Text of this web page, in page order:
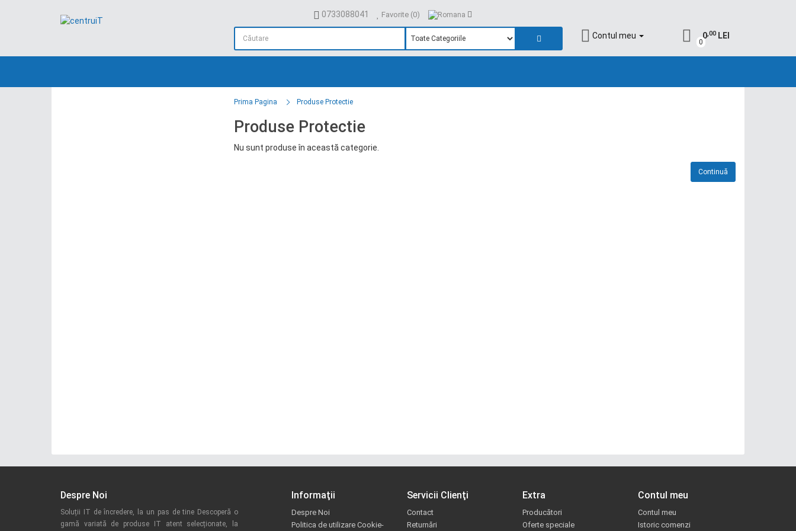
0733088041 Favorite (0)
Contul meu
0
0,00LEI
Prima Pagina Produse Protectie
Produse Protectie
Nu sunt produse în această categorie.
Continuă
Despre Noi
Soluții IT de încredere, la un pas de tine Descoperă o
gamă variată de produse IT atent selecționate, la
Informaţii
Despre Noi
Politica de utilizare Cookie-
Servicii Clienţi
Contact
Returnări
Extra
Producători
Oferte speciale
Contul meu
Contul meu
Istoric comenzi